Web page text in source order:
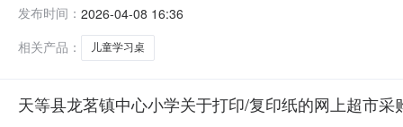
联系电话:13788368539采购计划信息：序号采购计划文
发布时间： 2026-04-08 16:36
相关产品：
儿童学习桌
天等县龙茗镇中心小学关于打印/复印纸的网上超市采